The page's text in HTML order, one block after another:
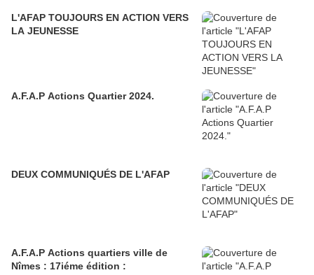
L'AFAP TOUJOURS EN ACTION VERS
LA JEUNESSE
A.F.A.P Actions Quartier 2024.
DEUX COMMUNIQUÉS DE L'AFAP
A.F.A.P Actions quartiers ville de
Nîmes : 17iéme édition :